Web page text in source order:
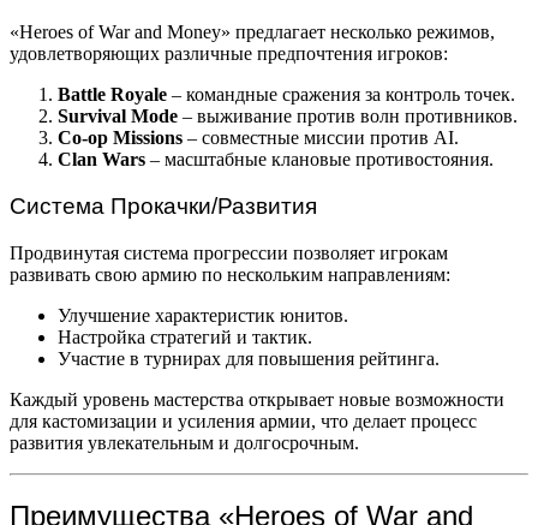
«Heroes of War and Money» предлагает несколько режимов,
удовлетворяющих различные предпочтения игроков:
Battle Royale – командные сражения за контроль точек.
Survival Mode – выживание против волн противников.
Co-op Missions – совместные миссии против AI.
Clan Wars – масштабные клановые противостояния.
Система Прокачки/Развития
Продвинутая система прогрессии позволяет игрокам
развивать свою армию по нескольким направлениям:
Улучшение характеристик юнитов.
Настройка стратегий и тактик.
Участие в турнирах для повышения рейтинга.
Каждый уровень мастерства открывает новые возможности
для кастомизации и усиления армии, что делает процесс
развития увлекательным и долгосрочным.
Преимущества «Heroes of War and